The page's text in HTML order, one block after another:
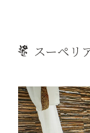
スーペリ